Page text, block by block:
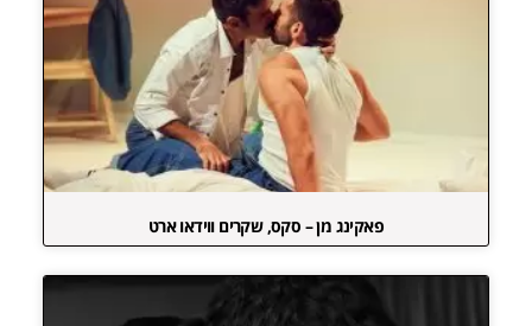
פאקינג מן – סקס, שקרים ווידאו ארט